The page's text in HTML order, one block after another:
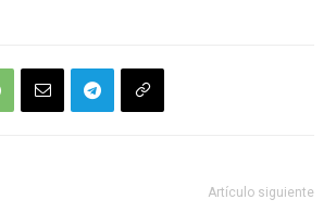
Artículo siguiente